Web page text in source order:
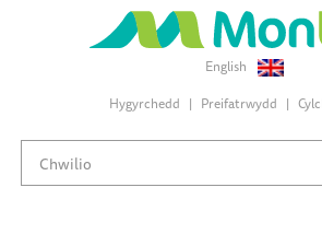
English
Hygyrchedd
Preifatrwydd